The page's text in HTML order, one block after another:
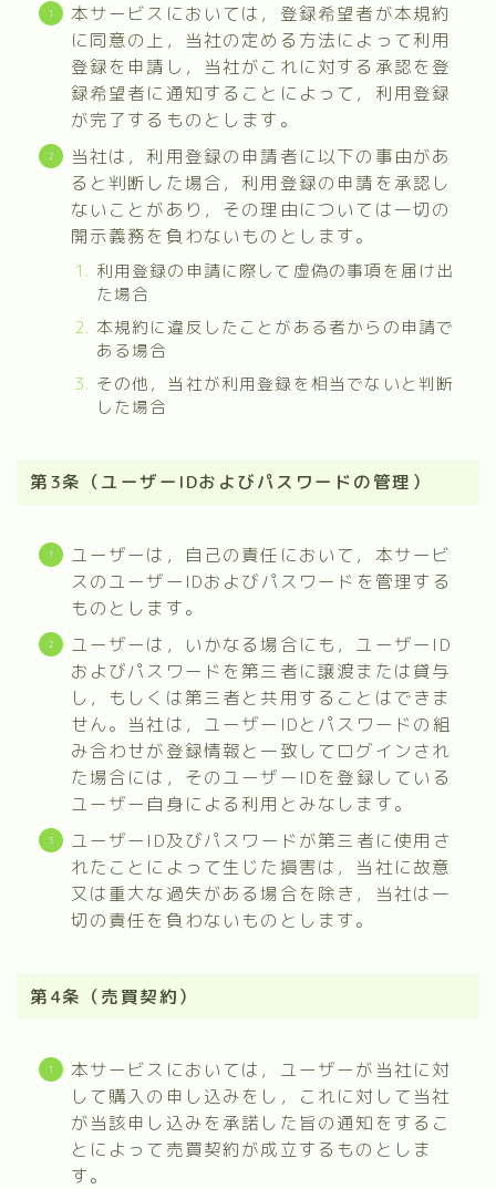
本サービスにおいては，登録希望者が本規約
に同意の上，当社の定める方法によって利用
登録を申請し，当社がこれに対する承認を登
録希望者に通知することによって，利用登録
が完了するものとします。
当社は，利用登録の申請者に以下の事由があ
ると判断した場合，利用登録の申請を承認し
ないことがあり，その理由については一切の
開示義務を負わないものとします。
利用登録の申請に際して虚偽の事項を届け出
た場合
本規約に違反したことがある者からの申請で
ある場合
その他，当社が利用登録を相当でないと判断
した場合
第3条（ユーザーIDおよびパスワードの管理）
ユーザーは，自己の責任において，本サービ
スのユーザーIDおよびパスワードを管理する
ものとします。
ユーザーは，いかなる場合にも，ユーザーID
およびパスワードを第三者に譲渡または貸与
し，もしくは第三者と共用することはできま
せん。当社は，ユーザーIDとパスワードの組
み合わせが登録情報と一致してログインされ
た場合には，そのユーザーIDを登録している
ユーザー自身による利用とみなします。
ユーザーID及びパスワードが第三者に使用さ
れたことによって生じた損害は，当社に故意
又は重大な過失がある場合を除き，当社は一
切の責任を負わないものとします。
第4条（売買契約）
本サービスにおいては，ユーザーが当社に対
して購入の申し込みをし，これに対して当社
が当該申し込みを承諾した旨の通知をするこ
とによって売買契約が成立するものとしま
す。